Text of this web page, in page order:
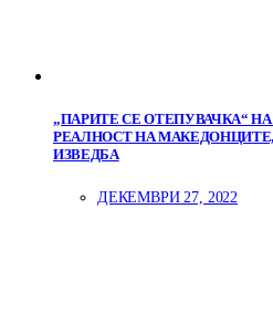
„ПАРИТЕ СЕ ОТЕПУВАЧКА“
РЕАЛНОСТ НА МАКЕДОНЦИТЕ,
ИЗВЕДБА
ДЕКЕМВРИ 27, 2022